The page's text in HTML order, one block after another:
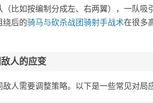
比如按编制分成左、右两翼），一队吸
绕后的骑马与砍杀战团骑射手战术在很多
人的应变
人需要调整策略。以下是一些常见对局